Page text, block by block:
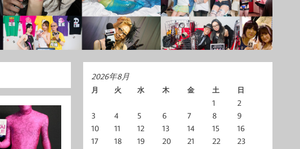
2026年8月
月 火 水 木 金 土 日
1
2
3
4 5 6 7 8
9
10
11 12 13 14 15
16
17
18 19 20 21 22
23